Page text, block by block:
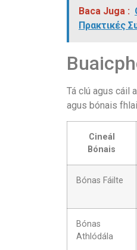
Baca Juga :
Πρακτικές
Tá clú agus cáil
agus bónais
Cineál
Bónais
Bónas Fáilte
Bónas
Athlódála